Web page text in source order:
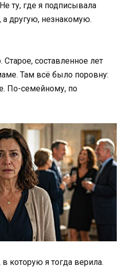
ту, где я подписывала
а другую, незнакомую.
составленное лет
Там всё было поровну:
По-семейному, по
которую я тогда верила.